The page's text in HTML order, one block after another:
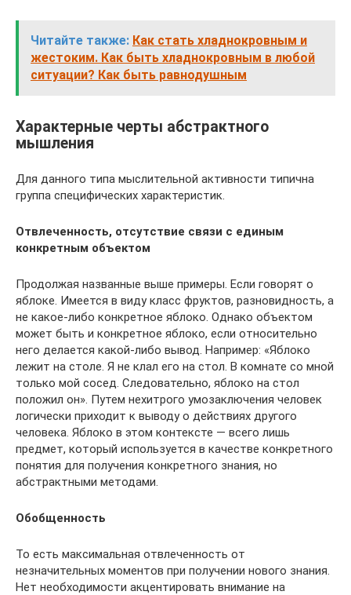
Читайте также: Как стать хладнокровным и
жестоким. Как быть хладнокровным в любой
ситуации? Как быть равнодушным
Характерные черты абстрактного
мышления
Для данного типа мыслительной активности типична
группа специфических характеристик.
Отвлеченность, отсутствие связи с единым
конкретным объектом
Продолжая названные выше примеры. Если говорят о
яблоке. Имеется в виду класс фруктов, разновидность, а
не какое-либо конкретное яблоко. Однако объектом
может быть и конкретное яблоко, если относительно
него делается какой-либо вывод. Например: «Яблоко
лежит на столе. Я не клал его на стол. В комнате со мной
только мой сосед. Следовательно, яблоко на стол
положил он». Путем нехитрого умозаключения человек
логически приходит к выводу о действиях другого
человека. Яблоко в этом контексте — всего лишь
предмет, который используется в качестве конкретного
понятия для получения конкретного знания, но
абстрактными методами.
Обобщенность
То есть максимальная отвлеченность от
незначительных моментов при получении нового знания.
Нет необходимости акцентировать внимание на